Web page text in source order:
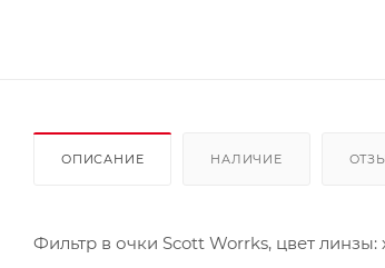
ОПИСАНИЕ НАЛИЧИЕ
Фильтр в очки Scott Worrks, цвет линзы: